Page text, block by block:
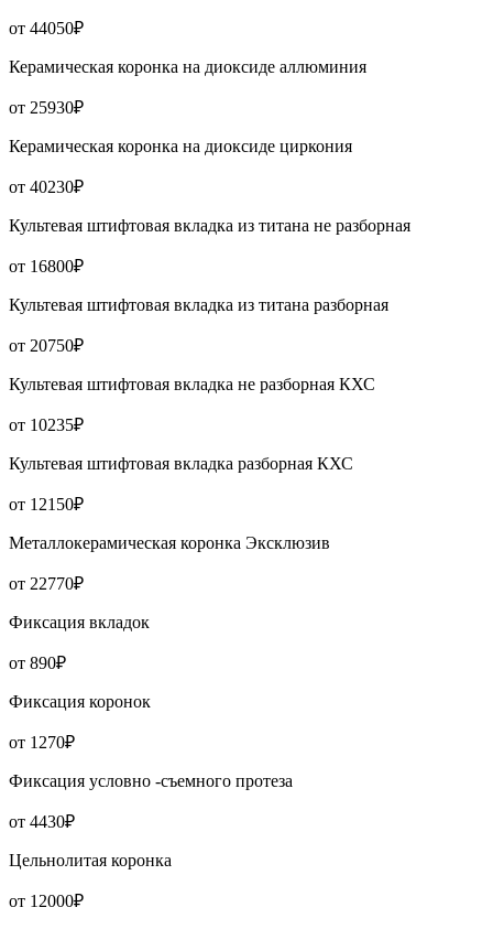
от 44050₽
Керамическая коронка на диоксиде аллюминия
от 25930₽
Керамическая коронка на диоксиде циркония
от 40230₽
Культевая штифтовая вкладка из титана не разборная
от 16800₽
Культевая штифтовая вкладка из титана разборная
от 20750₽
Культевая штифтовая вкладка не разборная КХС
от 10235₽
Культевая штифтовая вкладка разборная КХС
от 12150₽
Металлокерамическая коронка Эксклюзив
от 22770₽
Фиксация вкладок
от 890₽
Фиксация коронок
от 1270₽
Фиксация условно -съемного протеза
от 4430₽
Цельнолитая коронка
от 12000₽